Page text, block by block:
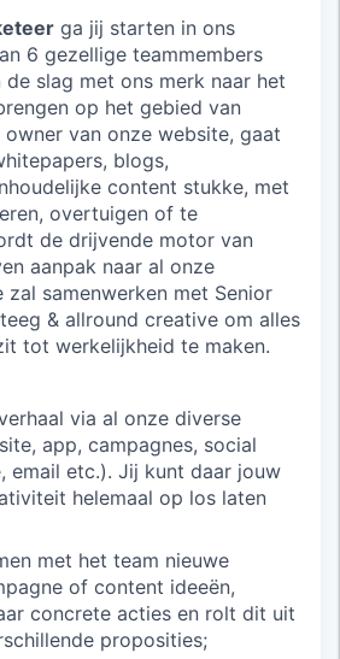
ga jij starten in ons
6 gezellige teammembers
slag met ons merk naar het
op het gebied van
van onze website, gaat
blogs,
content stukke, met
overtuigen of te
de drijvende motor van
aanpak naar al onze
zal samenwerken met Senior
& allround creative om alles
tot werkelijkheid te maken.
via al onze diverse
app, campagnes, social
email etc.). Jij kunt daar jouw
helemaal op los laten
met het team nieuwe
of content ideeën,
concrete acties en rolt dit uit
proposities;